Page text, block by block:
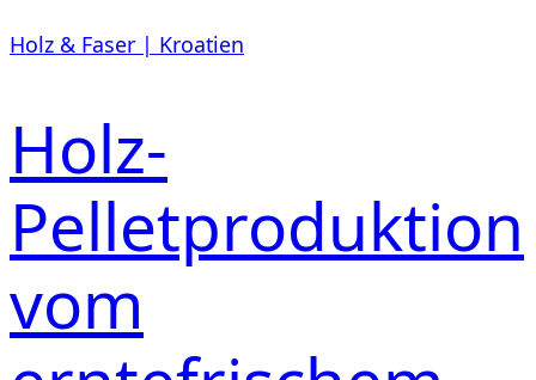
Holz & Faser | Kroatien
Holz-
Pelletproduktion
vom